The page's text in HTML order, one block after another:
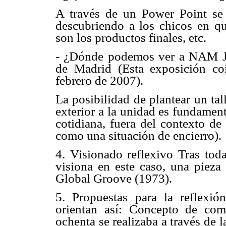
A través de un Power Point
descubriendo a los chicos en
son los productos finales, etc.
- ¿Dónde podemos ver a NAM
de Madrid (Esta exposición
febrero de 2007).
La posibilidad de plantear un
exterior a la unidad es
cotidiana, fuera del contexto
como una situación de encierro).
4. Visionado reflexivo Tras
visiona en este caso, una
Global Groove (1973).
5. Propuestas para la
orientan así: Concepto de
ochenta se realizaba a través